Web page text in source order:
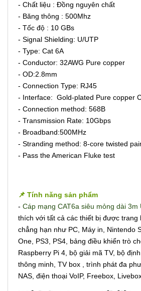
- Chất liệu : Đồng nguyên chất
- Băng thông : 500Mhz
- Tốc độ : 10 GBs
- Signal Shielding: U/UTP
- Type: Cat 6A
- Conductor: 32AWG Pure copper
- OD:2.8mm
- Connection Type: RJ45
- Interface: Gold-plated Pure copper
- Connection method: 568B
- Transmission Rate: 10Gbps
- Broadband:500MHz
- Stranding method: 8-core twisted
- Pass the American Fluke test
📌 Tính năng sản phẩm
- Cáp mạng CAT6a siêu mỏng dài 3m
thích với tất cả các thiết bị được trang
chẳng hạn như PC, Máy in, Nintendo
One, PS3, PS4, bảng điều khiển trò
Raspberry Pi 4, bộ giải mã TV, bộ
thông minh, TV box , trình phát đa
NAS, điện thoại VoIP, Freebox,